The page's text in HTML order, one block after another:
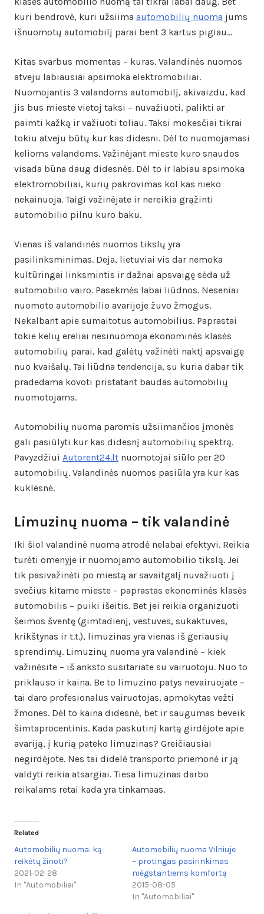
kuri bendrovė, kuri užsiima automobilių nuoma jums
išnuomotų automobilį parai bent 3 kartus pigiau…
Kitas svarbus momentas – kuras. Valandinės nuomos
atveju labiausiai apsimoka elektromobiliai.
Nuomojantis 3 valandoms automobilį, akivaizdu, kad
jis bus mieste vietoj taksi – nuvažiuoti, palikti ar
paimti kažką ir važiuoti toliau. Taksi mokesčiai tikrai
tokiu atveju būtų kur kas didesni. Dėl to nuomojamasi
kelioms valandoms. Važinėjant mieste kuro snaudos
visada būna daug didesnės. Dėl to ir labiau apsimoka
elektromobiliai, kurių pakrovimas kol kas nieko
nekainuoja. Taigi važinėjate ir nereikia grąžinti
automobilio pilnu kuro baku.
Vienas iš valandinės nuomos tikslų yra
pasilinksminimas. Deja, lietuviai vis dar nemoka
kultūringai linksmintis ir dažnai apsvaigę sėda už
automobilio vairo. Pasekmės labai liūdnos. Neseniai
nuomoto automobilio avarijoje žuvo žmogus.
Nekalbant apie sumaitotus automobilius. Paprastai
tokie kelių ereliai nesinuomoja ekonominės klasės
automobilių parai, kad galėtų važinėti naktį apsvaigę
nuo kvaišalų. Tai liūdna tendencija, su kuria dabar tik
pradedama kovoti pristatant baudas automobilių
nuomotojams.
Automobilių nuoma paromis užsiimančios įmonės
gali pasiūlyti kur kas didesnį automobilių spektrą.
Pavyzdžiui Autorent24.lt nuomotojai siūlo per 20
automobilių. Valandinės nuomos pasiūla yra kur kas
kuklesnė.
Limuzinų nuoma – tik valandinė
Iki šiol valandinė nuoma atrodė nelabai efektyvi. Reikia
turėti omenyje ir nuomojamo automobilio tikslą. Jei
tik pasivažinėti po miestą ar savaitgalį nuvažiuoti į
svečius kitame mieste – paprastas ekonominės klasės
automobilis – puiki išeitis. Bet jei reikia organizuoti
šeimos šventę (gimtadienį, vestuves, sukaktuves,
krikštynas ir t.t.), limuzinas yra vienas iš geriausių
sprendimų. Limuzinų nuoma yra valandinė – kiek
važinėsite – iš anksto susitariate su vairuotoju. Nuo to
priklauso ir kaina. Be to limuzino patys nevairuojate –
tai daro profesionalus vairuotojas, apmokytas vežti
žmones. Dėl to kaina didesnė, bet ir saugumas beveik
šimtaprocentinis. Kada paskutinį kartą girdėjote apie
avariją, į kurią pateko limuzinas? Greičiausiai
negirdėjote. Nes tai didelė transporto priemonė ir ją
valdyti reikia atsargiai. Tiesa limuzinas darbo
reikalams retai kada yra tinkamaas.
Related
Automobilių nuoma: ką
reikėtų žinoti?
2021-02-28
In "Automobiliai"
Automobilių nuoma Vilniuje
– protingas pasirinkimas
mėgstantiems komfortą
2015-08-05
In "Automobiliai"